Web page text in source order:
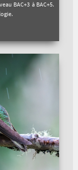
BAC+3 à BAC+5.